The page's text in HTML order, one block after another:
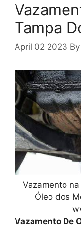
Tampa
April 02 2023 By
Vazamento
Óleo dos
Vazamento De